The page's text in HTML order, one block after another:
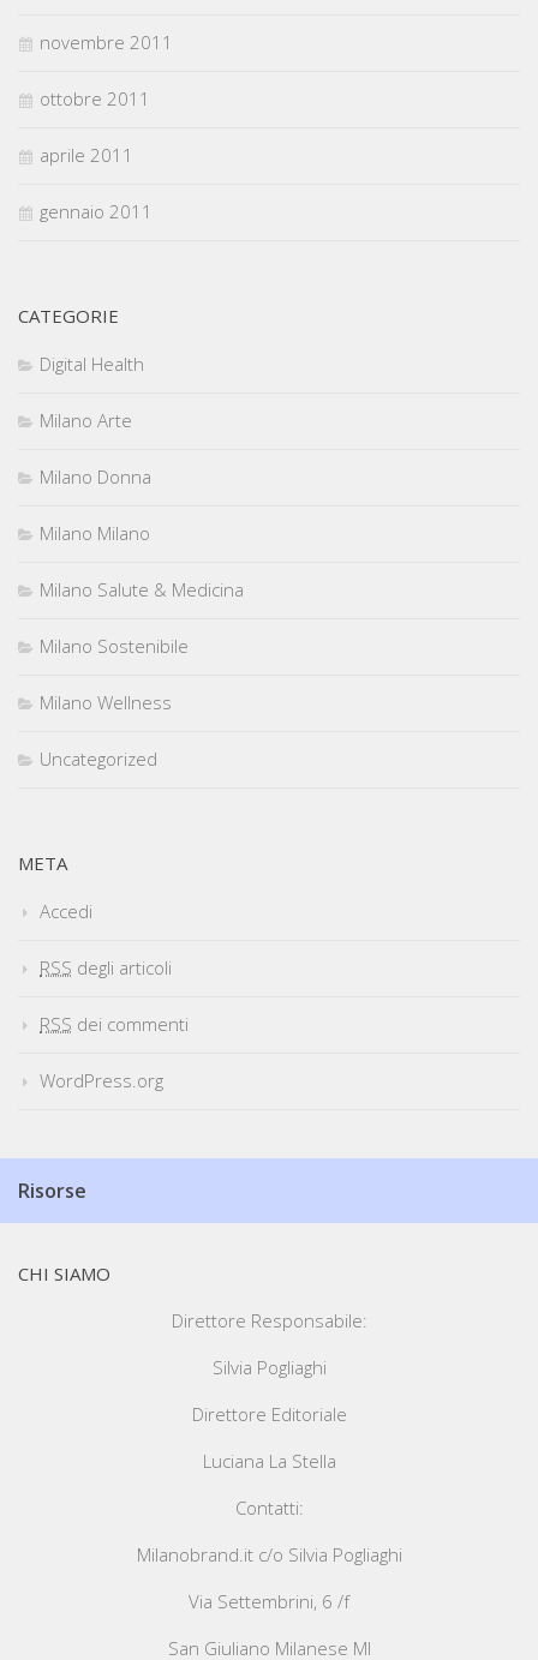
novembre 2011
ottobre 2011
aprile 2011
gennaio 2011
CATEGORIE
Digital Health
Milano Arte
Milano Donna
Milano Milano
Milano Salute & Medicina
Milano Sostenibile
Milano Wellness
Uncategorized
META
Accedi
RSS degli articoli
RSS dei commenti
WordPress.org
Risorse
CHI SIAMO
Direttore Responsabile:
Silvia Pogliaghi
Direttore Editoriale
Luciana La Stella
Contatti:
Milanobrand.it c/o Silvia Pogliaghi
Via Settembrini, 6 /f
San Giuliano Milanese MI